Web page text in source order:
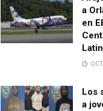
a
en
Los
a